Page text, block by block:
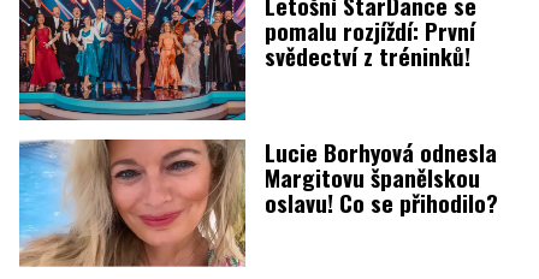
pomalu rozjíždí: První
svědectví z tréninků!
Lucie Borhyová odnesla
Margitovu španělskou
oslavu! Co se přihodilo?